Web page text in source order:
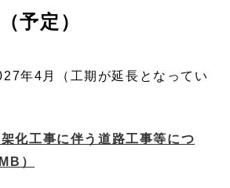
予定）
年4月（工期が延長となってい
化工事に伴う道路工事等につ
）